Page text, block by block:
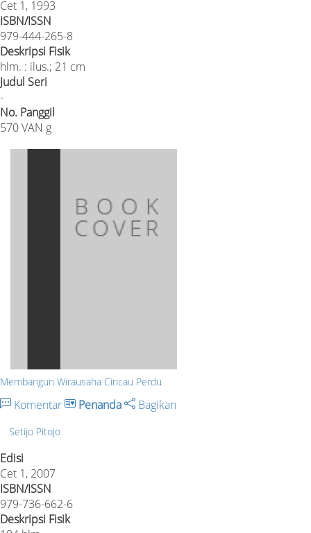
Cet 1, 1993
ISBN/ISSN
979-444-265-8
Deskripsi Fisik
hlm. : ilus.; 21 cm
Judul Seri
-
No. Panggil
570 VAN g
Membangun Wirausaha Cincau Perdu
Komentar Penanda Bagikan
Setijo Pitojo
Edisi
Cet 1, 2007
ISBN/ISSN
979-736-662-6
Deskripsi Fisik